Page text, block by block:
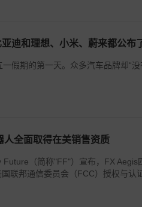
迪和理想、小米、蔚来都公布
假期的第一天。众多汽车品牌却“
人全面取得在美销售资质
（简称"FF"）宣布，FX
联邦通信委员会（FCC）授权与认